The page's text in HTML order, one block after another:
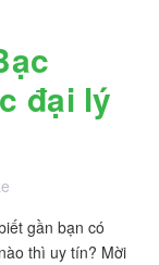
đại lý
gần bạn có
thì uy tín? Mời